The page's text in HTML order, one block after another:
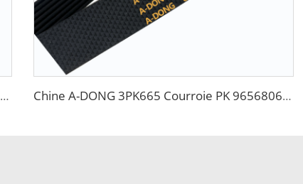
Courroie poly-V multi-rainures A-DONG pour ventilateur de voiture, courroies de transmission en caoutchouc pour alimentation automatique Chine A-DONG 3PK665 Courroie PK 96568068 Pour GM Daewoo